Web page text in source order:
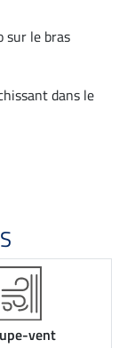
sur le bras
dans le
vent